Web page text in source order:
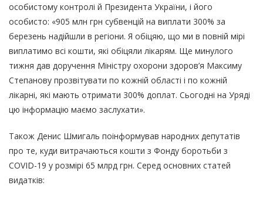
особистому контролі й Президента України, і його
особисто: «905 млн грн субвенцій на виплати 300% за
березень надійшли в регіони. Я обіцяю, що ми в повній мірі
виплатимо всі кошти, які обіцяли лікарям. Ще минулого
тижня дав доручення Міністру охорони здоров’я Максиму
Степанову прозвітувати по кожній області і по кожній
лікарні, які мають отримати 300% доплат. Сьогодні на Уряді
цю інформацію маємо заслухати».
Також Денис Шмигаль поінформував народних депутатів
про те, куди витрачаються кошти з Фонду боротьби з
COVID-19 у розмірі 65 млрд грн. Серед основних статей
видатків: